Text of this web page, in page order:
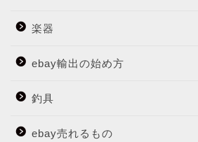
楽器
ebay輸出の始め方
釣具
ebay売れるもの